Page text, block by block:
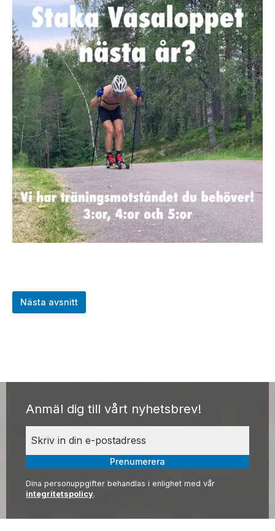
Nästa avsnitt
Anmäl dig till vårt nyhetsbrev!
Prenumerera
Dina personuppgifter behandlas i enlighet med vår
integritetspolicy.